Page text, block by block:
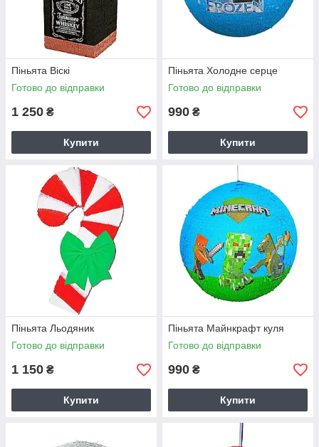
Піньята Віскі
Готово до відправки
1 250 ₴
Купити
Піньята Холодне серце
Готово до відправки
990 ₴
Купити
Піньята Льодяник
Готово до відправки
1 150 ₴
Купити
Піньята Майнкрафт куля
Готово до відправки
990 ₴
Купити